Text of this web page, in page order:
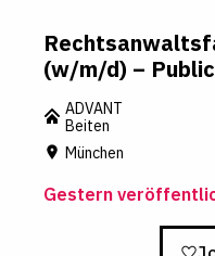
(w/m/d) –
ADVANT
Beiten
München
Gestern